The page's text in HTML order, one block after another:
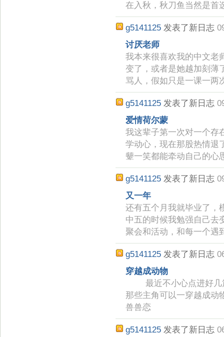
在入秋，秋刀鱼当然是首
g5141125 发表了新日志
讨厌老师
我本来很喜欢我的中文老
变了，或者是她越加刻薄
骂人，假如只是一课一两
g5141125 发表了新日志
爱情荷尔蒙
我这辈子第一次对一个存
学动心，现在那股热情退
颦一笑都能牵动自己的心
g5141125 发表了新日志
又一年
还有五个月我就毕业了，
中五的时候我勉强自己去
聚会和活动，和每一个遇
g5141125 发表了新日志
穿越成动物
最近不小心点进好几
那些主角可以一穿越成动
兽兽恋
g5141125 发表了新日志